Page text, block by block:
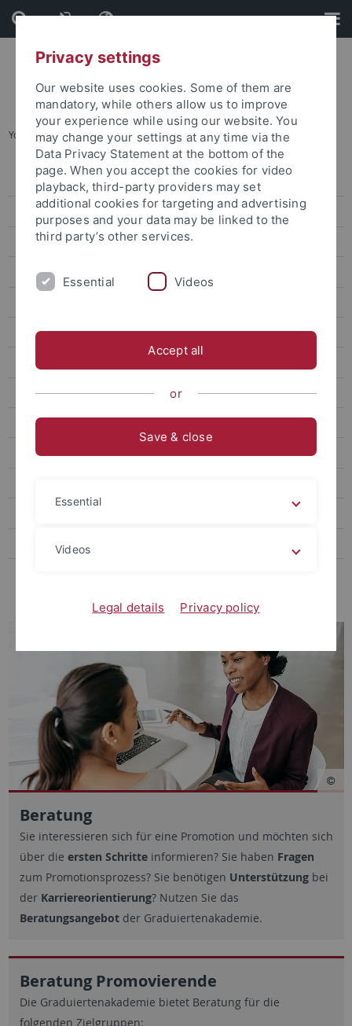
Skip
to
content
Skip
to
footer
You are here: Startseite ... Beratung
Graduiertenakademie
Über Uns
Weiterbildung
Beratung|Coaching|Mentoring
Promotionsinteressierte
Mentoringprogramme
Promovieren in Tübingen
Beratung
Sie interessieren sich für eine Promotion und möchten sich
über die ersten Schritteinformieren? Sie haben Fragen
zum Promotionsprozess? Sie benötigen Unterstützung bei
der Karriereorientierung? Nutzen Sie das
Beratungsangebot der Graduiertenakademie.
Beratung Promovierende
Die Graduiertenakademie bietet Beratung für die
folgenden Zielgruppen:
Privacy settings
Our website uses cookies. Some of them are
mandatory, while others allow us to improve
your experience while using our website. You
may change your settings at any time via the
Data Privacy Statement at the bottom of the
page. When you accept the cookies for video
playback, third-party providers may set
additional cookies for targeting and advertising
purposes and your data may be linked to the
third party’s other services.
Essential Videos
Accept all
or
Save & close
Essential
Videos
Legal details Privacy policy